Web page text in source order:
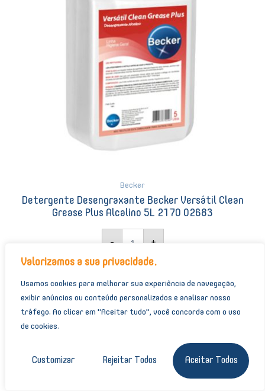
Valorizamos a sua privacidade.
Usamos cookies para melhorar sua experiência de navegação,
exibir anúncios ou conteúdo personalizados e analisar nosso
tráfego. Ao clicar em "Aceitar tudo", você concorda com o uso
de cookies.
Customizar Rejeitar Todos Aceitar Todos
Becker
Detergente Desengraxante Becker Versátil Clean
Grease Plus Alcalino 5L 2170 02683
-
Alcalino
5L
2170
02683
quantidade
+
+ Orçamento
5L